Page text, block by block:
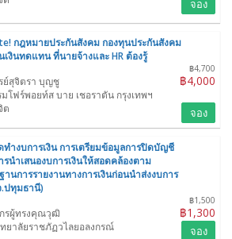
จอง
กฎหมายประกันสังคม กองทุนประกันสังคม
เงินทดแทน ที่นายจ้างและ HR ต้องรู้
฿4,700
฿4,000
ย์สุจิตรา บุญชู
มโฟร์พอยท์ส บาย เชอราตัน กรุงเทพฯ
ต
จอง
ทำงบการเงิน การเตรียมข้อมูลการปิดบัญชี
รนำเสนองบการเงินให้สอดคล้องตาม
านการรายงานทางการเงินก่อนนำส่งงบการ
.ปทุมธานี)
฿1,500
฿1,300
รผู้ทรงคุณวุฒิ
ยาลัยราชภัฏวไลยอลงกรณ์
จอง